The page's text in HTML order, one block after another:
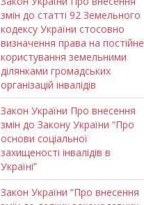
змін до статті 92 Земельного
кодексу України стосовно
визначення права на постійне
користування земельними
ділянками громадських
організацій інвалідів
Закон України Про внесення
змін до Закону України “Про
основи соціальної
захищеності інвалідів в
Україні”
Закон України “Про внесення